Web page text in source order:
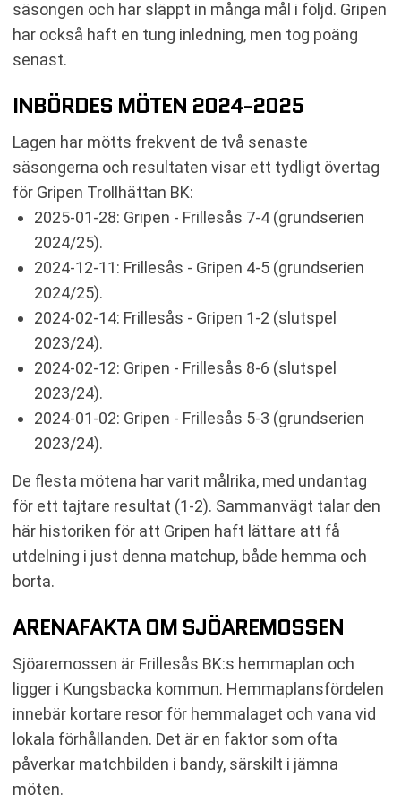
säsongen och har släppt in många mål i följd. Gripen
har också haft en tung inledning, men tog poäng
senast.
INBÖRDES MÖTEN 2024-2025
Lagen har mötts frekvent de två senaste
säsongerna och resultaten visar ett tydligt övertag
för Gripen Trollhättan BK:
2025-01-28: Gripen - Frillesås 7-4 (grundserien
2024/25).
2024-12-11: Frillesås - Gripen 4-5 (grundserien
2024/25).
2024-02-14: Frillesås - Gripen 1-2 (slutspel
2023/24).
2024-02-12: Gripen - Frillesås 8-6 (slutspel
2023/24).
2024-01-02: Gripen - Frillesås 5-3 (grundserien
2023/24).
De flesta mötena har varit målrika, med undantag
för ett tajtare resultat (1-2). Sammanvägt talar den
här historiken för att Gripen haft lättare att få
utdelning i just denna matchup, både hemma och
borta.
ARENAFAKTA OM SJÖAREMOSSEN
Sjöaremossen är Frillesås BK:s hemmaplan och
ligger i Kungsbacka kommun. Hemmaplansfördelen
innebär kortare resor för hemmalaget och vana vid
lokala förhållanden. Det är en faktor som ofta
påverkar matchbilden i bandy, särskilt i jämna
möten.